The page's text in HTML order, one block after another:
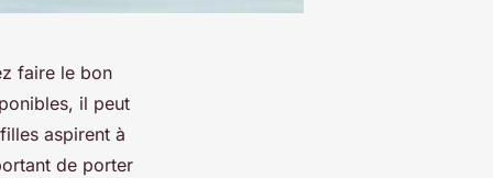
faire le bon
il peut
aspirent à
de porter